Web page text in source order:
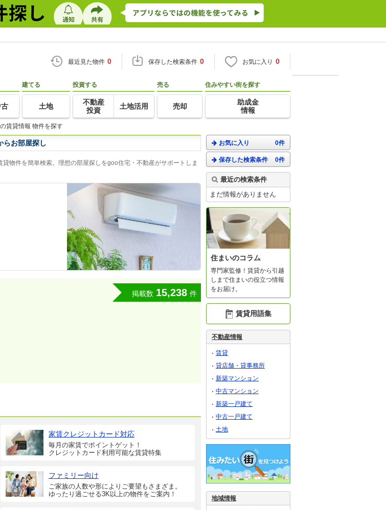
最近見た物件 0 保存した検索条件 0 お気に入り 0
建てる
土地
投資する
不動産
投資
土地活用
売る
売却
住みやすい街を探す
助成金
情報
賃貸情報 物件を探す
らお部屋探し
物件を簡単検索。理想の部屋探しをgoo住宅・不動産がサポートしま
掲載数 15,238 件
家賃クレジットカード対応
毎月の家賃でポイントゲット！
クレジットカード利用可能な賃貸特集
ファミリー向け
ご家族の人数や形によりご要望もさまざま。
ゆったり過ごせる3K以上の物件をご案内！
お気に入り 0件
保存した検索条件 0件
最近の検索条件
まだ情報がありません
住まいのコラム
専門家監修！賃貸から引越
しまで住まいの役立つ情報
をお届け。
賃貸用語集
不動産情報
賃貸
貸店舗・貸事務所
新築マンション
中古マンション
新築一戸建て
中古一戸建て
土地
地域情報